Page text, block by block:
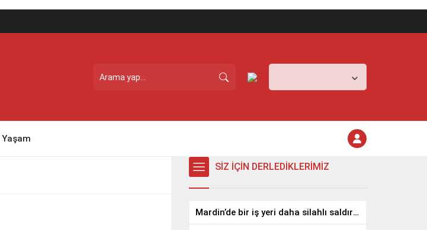
Yaşam
SİZ İÇİN DERLEDİKLERİMİZ
Mardin’de bir iş yeri daha silahlı saldırıya uğradı